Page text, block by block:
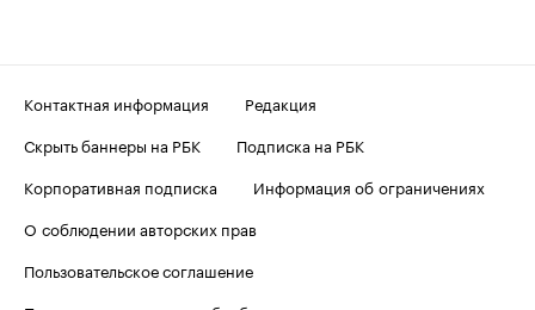
Контактная информация
Редакция
Скрыть баннеры на РБК
Подписка на РБК
Корпоративная подписка
Информация об ограничениях
О соблюдении авторских прав
Пользовательское соглашение